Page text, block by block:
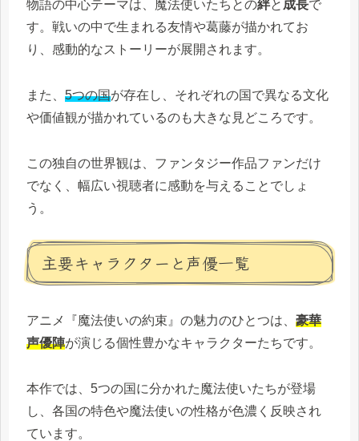
物語の中心テーマは、魔法使いたちとの絆と 成長で
す。戦いの中で生まれる友情や葛藤が描かれてお
り、感動的なストーリーが展開されます。
また、 5つの国が存在し、それぞれの国で異なる文化
や価値観が描かれているのも大きな見どころです。
この独自の世界観は、ファンタジー作品ファンだけ
でなく、幅広い視聴者に感動を与えることでしょ
う。
主要キャラクターと声優一覧
アニメ『魔法使いの約束』の魅力のひとつは、 豪華
声優陣が演じる個性豊かなキャラクターたちです。
本作では、5つの国に分かれた魔法使いたちが登場
し、各国の特色や魔法使いの性格が色濃く反映され
ています。